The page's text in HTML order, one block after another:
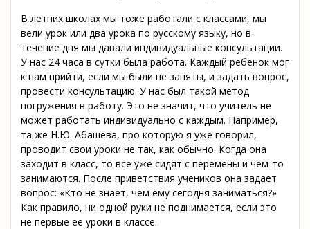
В летних школах мы тоже работали с классами, мы
вели урок или два урока по русскому языку, но в
течение дня мы давали индивидуальные консультации.
У нас 24 часа в сутки была работа. Каждый ребенок мог
к нам прийти, если мы были не заняты, и задать вопрос,
провести консультацию. У нас был такой метод
погружения в работу. Это не значит, что учитель не
может работать индивидуально с каждым. Например,
та же Н.Ю. Абашева, про которую я уже говорил,
проводит свои уроки не так, как обычно. Когда она
заходит в класс, то все уже сидят с перемены и чем-то
занимаются. После приветствия учеников она задает
вопрос: «Кто не знает, чем ему сегодня заниматься?»
Как правило, ни одной руки не поднимается, если это
не первые ее уроки в классе.